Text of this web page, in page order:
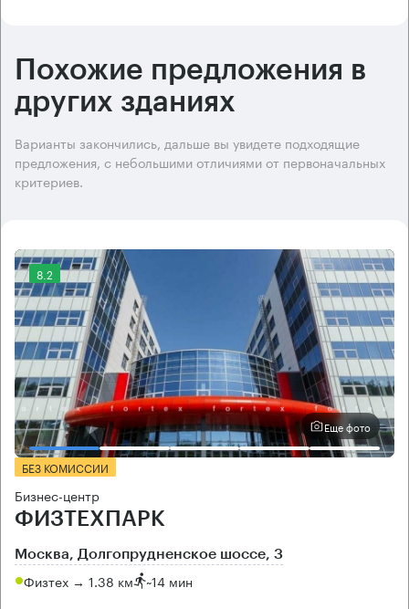
Похожие предложения в
других зданиях
Варианты закончились, дальше вы увидете подходящие
предложения, с небольшими отличиями от первоначальных
критериев.
8.2
Еще фото
БЕЗ КОМИССИИ
Бизнес-центр
ФИЗТЕХПАРК
Москва, Долгопрудненское шоссе, 3
Физтех → 1.38 км ~14 мин